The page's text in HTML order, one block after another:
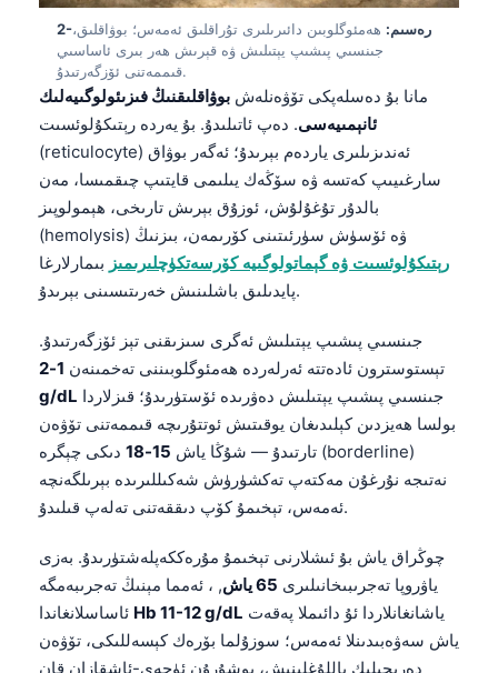
2-رەسىم: ھەمئوگلوبىن دائىرىلىرى تۇراقلىق ئەمەس؛ بوۋاقلىق،
جىنسىي پىشىپ يېتىلىش ۋە قېرىش ھەر بىرى ئاساسىي
قىممەتنى ئۆزگەرتىدۇ.
مانا بۇ دەسلەپكى تۆۋەنلەش بوۋاقلىقنىڭ فىزىئولوگىيەلىك
ئانېمىيەسى. دەپ ئاتىلىدۇ. بۇ يەردە رېتىكۇلوئسىت
(reticulocyte) ئەندىزىلىرى ياردەم بېرىدۇ؛ ئەگەر بوۋاق
سارغىيىپ كەتسە ۋە سۆڭەك يىلىمى قايتىپ چىقمىسا، مەن
بالدۇر تۇغۇلۇش، ئوزۇق بېرىش تارىخى، ھېمولوپىز
(hemolysis) ۋە ئۆسۈش سۈرئىتىنى كۆرىمەن، بىزنىڭ
رېتىكۇلوئسىت ۋە گېماتولوگىيە كۆرسەتكۈچلىرىمىز بىمارلارغا
پايدىلىق باشلىنىش خەرىتىسىنى بېرىدۇ.
جىنسىي پىشىپ يېتىلىش ئەگرى سىزىقنى تېز ئۆزگەرتىدۇ.
تېستوسترون ئادەتتە ئەرلەردە ھەمئوگلوبىننى تەخمىنەن
1-2
g/dL
بولسا ھەيزدىن كېلىدىغان يوقىتىش ئوتتۇرىچە قىممەتنى تۆۋەن
تارتىدۇ — شۇڭا ياش 15-18
دىكى چېگرە (borderline)
نەتىجە نۇرغۇن مەكتەپ تەكشۈرۈش شەكىللىرىدە بېرىلگەنچە
ئەمەس، تېخىمۇ كۆپ دىققەتنى تەلەپ قىلىدۇ.
چوڭراق ياش بۇ ئىشلارنى تېخىمۇ مۇرەككەپلەشتۈرىدۇ. بەزى
ياۋروپا تەجرىبىخانىلىرى 65 ياش
, ، ئەمما مېنىڭ تەجرىبەمگە
Hb 11-12 g/dL
ياش سەۋەبىدىنلا ئەمەس؛ سوزۇلما بۆرەك كېسەللىكى، تۆۋەن
دەرىجىلىك ياللۇغلىنىش، يوشۇرۇن ئۈچەي-ئاشقازان قان